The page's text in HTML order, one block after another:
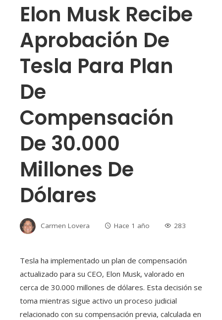
Elon Musk Recibe
Aprobación De
Tesla Para Plan
De
Compensación
De 30.000
Millones De
Dólares
Carmen Lovera Hace 1 año 283
Tesla ha implementado un plan de compensación
actualizado para su CEO, Elon Musk, valorado en
cerca de 30.000 millones de dólares. Esta decisión se
toma mientras sigue activo un proceso judicial
relacionado con su compensación previa, calculada en